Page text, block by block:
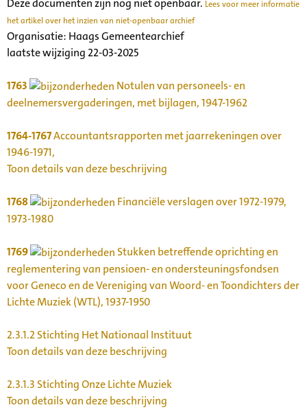
Deze documenten zijn nog niet openbaar. Lees voor meer informatie
het artikel over het inzien van niet-openbaar archief
Organisatie: Haags Gemeentearchief
laatste wijziging 22-03-2025
1763
Notulen van personeels- en
deelnemersvergaderingen, met bijlagen, 1947-1962
1764-1767Accountantsrapporten met jaarrekeningen over
1946-1971,
Toon details van deze beschrijving
1768
Financiële verslagen over 1972-1979,
1973-1980
1769
Stukken betreffende oprichting en
reglementering van pensioen- en ondersteuningsfondsen
voor Geneco en de Vereniging van Woord- en Toondichters der
Lichte Muziek (WTL), 1937-1950
2.3.1.2Stichting Het Nationaal Instituut
Toon details van deze beschrijving
2.3.1.3 Stichting Onze Lichte Muziek
Toon details van deze beschrijving